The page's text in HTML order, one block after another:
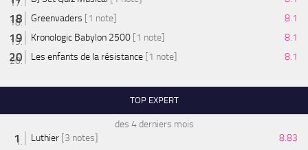
Greenvaders [1 note]
8.1
Kronologic Babylon 2500 [1 note]
8.1
Les enfants de la résistance [1 note] 8.1
TOP EXPERT
des 4 derniers mois
Luthier [3 notes] 8.83